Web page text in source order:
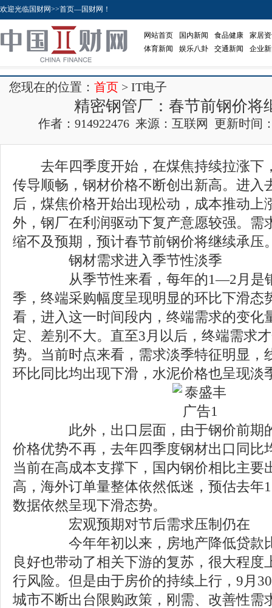
欢迎光临国财网>>首页—国财网！
网站首页 国内新闻 食品健康
家居
体育新闻
娱乐八卦 交通新闻 企业
您现在的位置： 首页 > IT电子
精密钢管厂：春节前钢价将
作者：914922476 来源：互联网 更新时间
去年四季度开始，在煤焦持续拉涨下
传导顺畅，钢材价格不断创出新高。进入
后，煤焦价格开始出现松动，成本推动上
外，钢厂在利润驱动下复产意愿较强。需
缩不及预期，预计春节前钢价将继续承压
钢材需求进入季节性淡季
从季节性来看，每年的1—2月是钢
季，终端采购幅度呈现明显的环比下滑态
看，进入这一时间段内，终端需求的变化
定、差别不大。直至3月以后，终端需求
势。当前时点来看，需求淡季特征明显，
环比同比均出现下滑，水泥价格也呈现淡
此外，出口层面，由于钢价前期的
价格优势不再，去年四季度钢材出口同比
当前在高成本支撑下，国内钢价相比主要
高，海外订单量整体依然低迷，预估去年
数据依然呈现下滑态势。
宏观预期对节后需求压制仍在
今年年初以来，房地产降低贷款比
良好也带动了相关下游的复苏，很大程度
行风险。但是由于房价的持续上行，9月
城市不断出台限购政策，刚需、改善性需